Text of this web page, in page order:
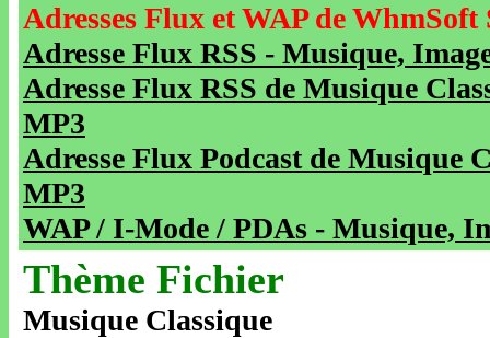
Adresses Flux et WAP de WhmSoft
Adresse Flux RSS - Musique,
Adresse Flux RSS de Musique
MP3
Adresse Flux Podcast de Musique
MP3
WAP / I-Mode / PDAs - Musique,
Thème Fichier
Musique Classique